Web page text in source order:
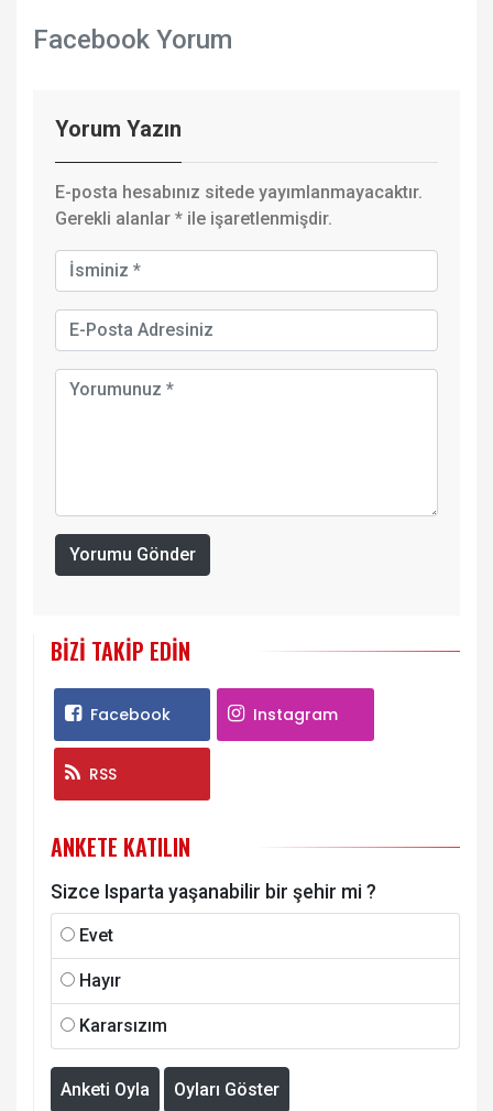
Facebook Yorum
Yorum Yazın
E-posta hesabınız sitede yayımlanmayacaktır.
Gerekli alanlar * ile işaretlenmişdir.
Yorumu Gönder
BIZI TAKIP EDIN
Facebook Instagram
RSS
ANKETE KATILIN
Sizce Isparta yaşanabilir bir şehir mi ?
Evet
Hayır
Kararsızım
Anketi Oyla Oyları Göster